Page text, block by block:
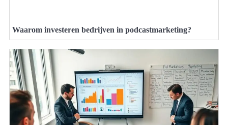
Waarom investeren bedrijven in podcastmarketing?